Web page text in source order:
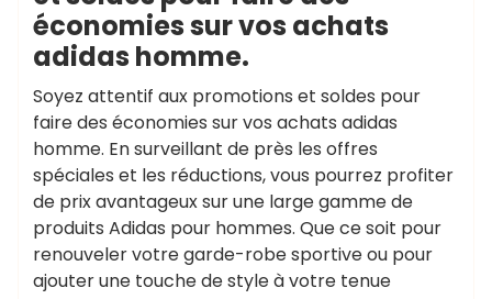
économies sur vos achats
adidas homme.
Soyez attentif aux promotions et soldes pour
faire des économies sur vos achats adidas
homme. En surveillant de près les offres
spéciales et les réductions, vous pourrez profiter
de prix avantageux sur une large gamme de
produits Adidas pour hommes. Que ce soit pour
renouveler votre garde-robe sportive ou pour
ajouter une touche de style à votre tenue